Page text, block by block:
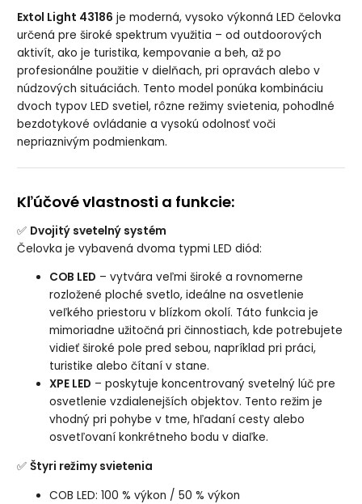
Extol Light 43186 je moderná, vysoko výkonná LED čelovka
určená pre široké spektrum využitia – od outdoorových
aktivít, ako je turistika, kempovanie a beh, až po
profesionálne použitie v dielňach, pri opravách alebo v
núdzových situáciách. Tento model ponúka kombináciu
dvoch typov LED svetiel, rôzne režimy svietenia, pohodlné
bezdotykové ovládanie a vysokú odolnosť voči
nepriaznivým podmienkam.
Kľúčové vlastnosti a funkcie:
✅ Dvojitý svetelný systém
Čelovka je vybavená dvoma typmi LED diód:
COB LED – vytvára veľmi široké a rovnomerne
rozložené ploché svetlo, ideálne na osvetlenie
veľkého priestoru v blízkom okolí. Táto funkcia je
mimoriadne užitočná pri činnostiach, kde potrebujete
vidieť široké pole pred sebou, napríklad pri práci,
turistike alebo čítaní v stane.
XPE LED – poskytuje koncentrovaný svetelný lúč pre
osvetlenie vzdialenejších objektov. Tento režim je
vhodný pri pohybe v tme, hľadaní cesty alebo
osvetľovaní konkrétneho bodu v diaľke.
✅Štyri režimy svietenia
COB LED: 100 % výkon / 50 % výkon